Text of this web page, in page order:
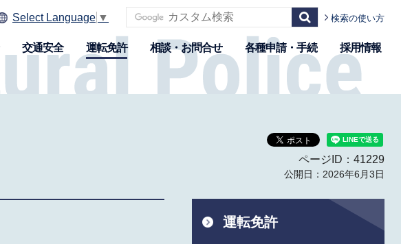
Select Language ▼ 検索の使い方
交通安全 運転免許 相談・お問合せ 各種申請・手続 採用情報
ページID：41229
公開日：2026年6月3日
運転免許